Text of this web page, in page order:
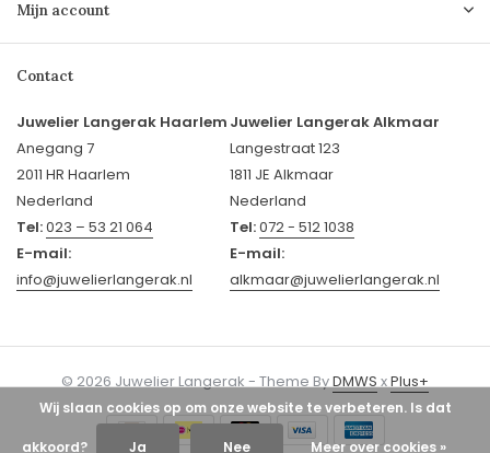
Mijn account
Contact
Juwelier Langerak Haarlem
Anegang 7
2011 HR Haarlem
Nederland
Tel:023 – 53 21 064
E-mail:
info@juwelierlangerak.nl
Juwelier Langerak Alkmaar
Langestraat 123
1811 JE Alkmaar
Nederland
Tel:072 - 512 1038
E-mail:
alkmaar@juwelierlangerak.nl
© 2026 Juwelier Langerak - Theme ByDMWSxPlus+
Wij slaan cookies op om onze website te verbeteren. Is dat
akkoord? Ja Nee Meer over cookies »